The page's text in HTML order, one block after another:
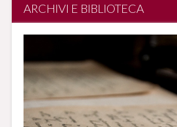
ARCHIVI E BIBLIOTECA